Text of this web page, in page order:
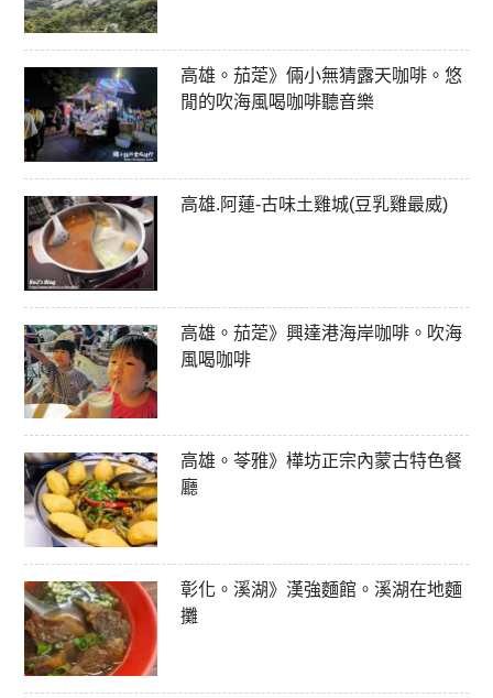
高雄。茄萣》倆小無猜露天咖啡。悠
閒的吹海風喝咖啡聽音樂
高雄.阿蓮-古味土雞城(豆乳雞最威)
高雄。茄萣》興達港海岸咖啡。吹海
風喝咖啡
高雄。苓雅》樺坊正宗內蒙古特色餐
廳
彰化。溪湖》漢強麵館。溪湖在地麵
攤